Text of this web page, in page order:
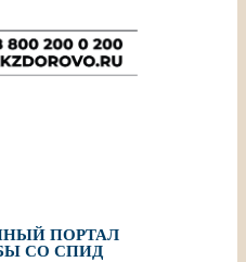
ПОРТАЛ
СО СПИД